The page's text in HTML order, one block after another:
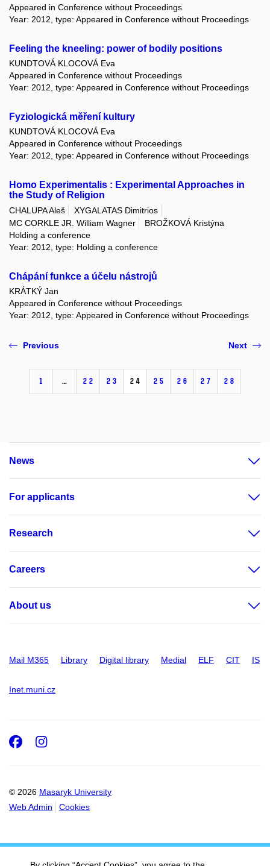
Appeared in Conference without Proceedings
Year: 2012, type: Appeared in Conference without Proceedings
Feeling the kneeling: power of bodily positions
KUNDTOVÁ KLOCOVÁ Eva
Appeared in Conference without Proceedings
Year: 2012, type: Appeared in Conference without Proceedings
Fyziologická měření kultury
KUNDTOVÁ KLOCOVÁ Eva
Appeared in Conference without Proceedings
Year: 2012, type: Appeared in Conference without Proceedings
Homo Experimentalis : Experimental Approaches in
the Study of Religion
CHALUPA Aleš
XYGALATAS Dimitrios
MC CORKLE JR. William Wagner
BROŽKOVÁ Kristýna
Holding a conference
Year: 2012, type: Holding a conference
Chápání funkce a účelu nástrojů
KRÁTKÝ Jan
Appeared in Conference without Proceedings
Year: 2012, type: Appeared in Conference without Proceedings
Previous
1 … 22 23 24 25 26 27 28
Next
News
For applicants
Research
Careers
About us
Mail M365 Library Digital library Medial ELF CIT IS
Inet.muni.cz
© 2026 Masaryk University
Web Admin
Cookies
Facebook
Instagram